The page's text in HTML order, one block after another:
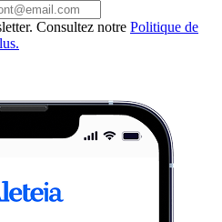
Consultez notre Politique de